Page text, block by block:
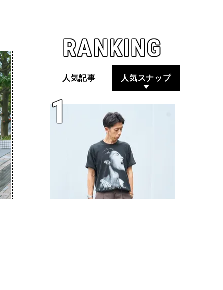
RANKING
人気記事 人気スナップ